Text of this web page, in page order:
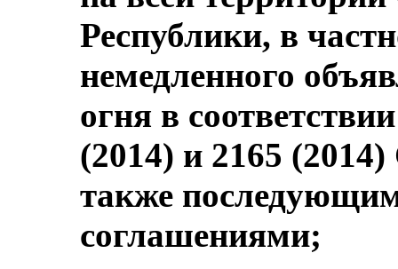
Республики, в
немедленного
огня в
(2014) и 2165
также
соглашениями;